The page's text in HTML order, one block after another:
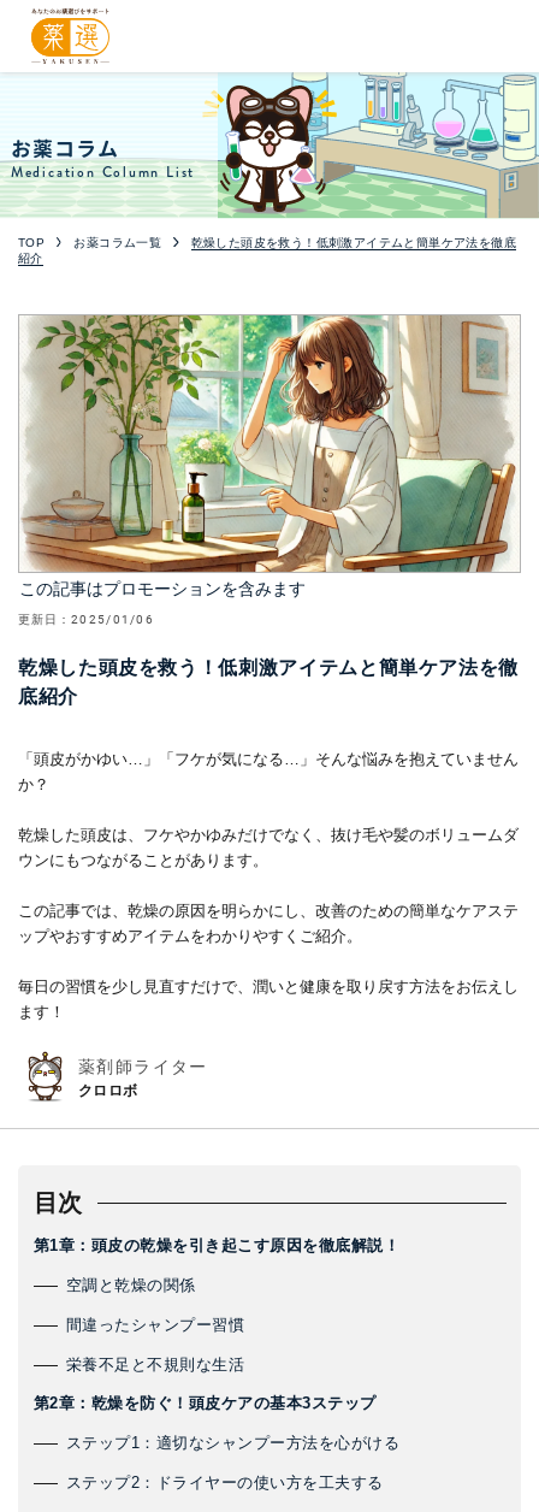
お薬コラム
Medication Column List
TOP お薬コラム一覧
乾燥した頭皮を救う！低刺激アイテムと簡単ケア法を徹底
紹介
この記事はプロモーションを含みます
更新日： 2025/01/06
乾燥した頭皮を救う！低刺激アイテムと簡単ケア法を徹
底紹介
「頭皮がかゆい…」「フケが気になる…」そんな悩みを抱えていません
か？
乾燥した頭皮は、フケやかゆみだけでなく、抜け毛や髪のボリュームダ
ウンにもつながることがあります。
この記事では、乾燥の原因を明らかにし、改善のための簡単なケアステ
ップやおすすめアイテムをわかりやすくご紹介。
毎日の習慣を少し見直すだけで、潤いと健康を取り戻す方法をお伝えし
ます！
薬剤師ライター
クロロボ
目次
第1章：頭皮の乾燥を引き起こす原因を徹底解説！
空調と乾燥の関係
間違ったシャンプー習慣
栄養不足と不規則な生活
第2章：乾燥を防ぐ！頭皮ケアの基本3ステップ
ステップ1：適切なシャンプー方法を心がける
ステップ2：ドライヤーの使い方を工夫する